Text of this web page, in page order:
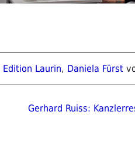
Edition Laurin, Daniela Fürst
Beitrag
Gerhard Ruiss: